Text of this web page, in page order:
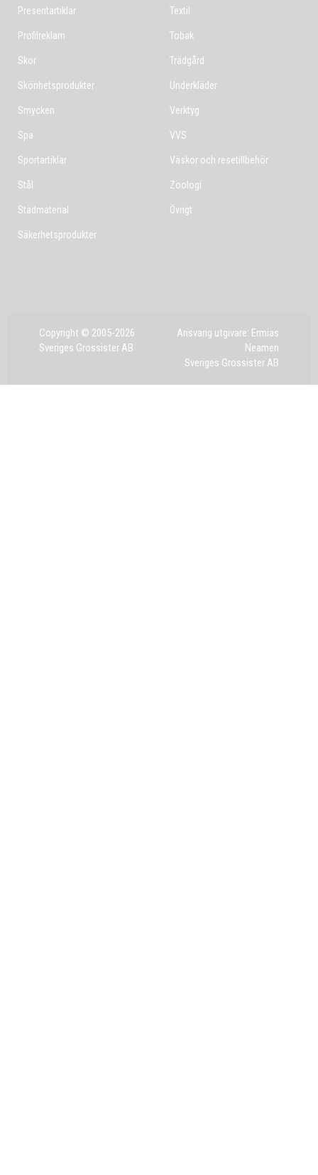
Presentartiklar
Profilreklam
Skor
Skönhetsprodukter
Smycken
Spa
Sportartiklar
Stål
Städmaterial
Säkerhetsprodukter
Textil
Tobak
Trädgård
Underkläder
Verktyg
VVS
Väskor och resetillbehör
Zoologi
Övrigt
Copyright © 2005-2026
Sveriges Grossister AB
Ansvarig utgivare: Ermias
Neamen
Sveriges Grossister AB